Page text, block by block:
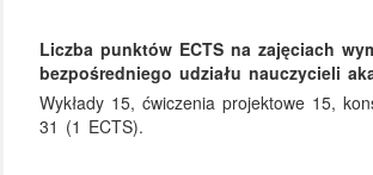
Liczba punktów ECTS na zajęciach
bezpośredniego udziału nauczycieli
Wykłady 15, ćwiczenia projektowe 15,
31 (1 ECTS).